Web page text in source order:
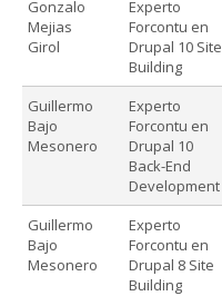
Gonzalo
Mejias
Girol
Experto
Forcontu en
Drupal 10 Site
Building
Guillermo
Bajo
Mesonero
Experto
Forcontu en
Drupal 10
Back-End
Development
Guillermo
Bajo
Mesonero
Experto
Forcontu en
Drupal 8 Site
Building